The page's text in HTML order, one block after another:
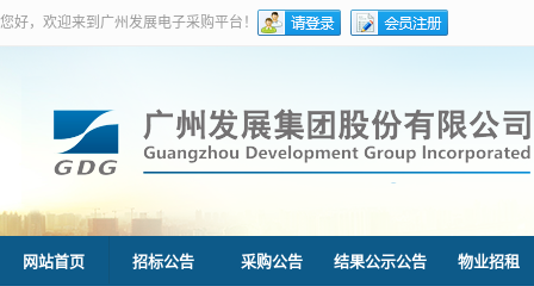
您好，欢迎来到广州发展电子采购平台！
网站首页 招标公告 采购公告 结果公示公告 物业招租